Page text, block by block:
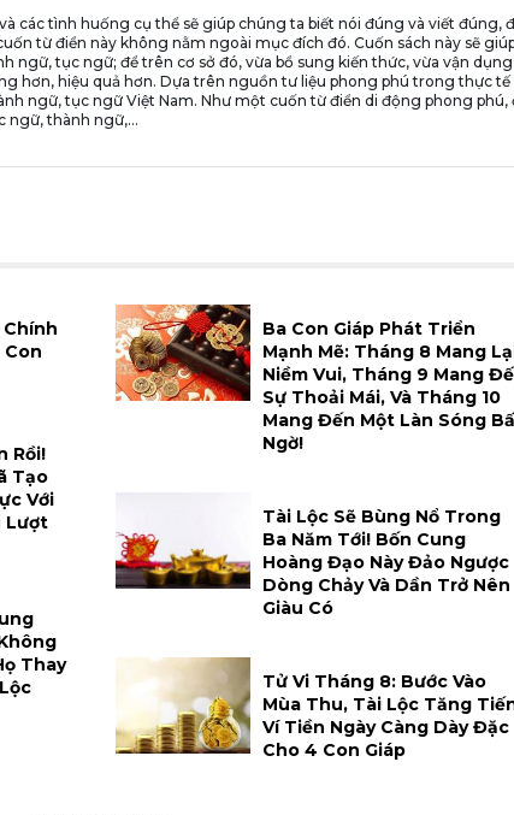
các tình huống cụ thể sẽ giúp chúng ta biết nói đúng và viết đúng,
từ điển này không nằm ngoài mục đích đó. Cuốn sách này sẽ
ngữ, tục ngữ; để trên cơ sở đó, vừa bổ sung kiến thức, vừa vận dụng
hơn, hiệu quả hơn. Dựa trên nguồn tư liệu phong phú trong thực tế
ngữ, tục ngữ Việt Nam. Như một cuốn từ điển di động phong phú,
ngữ, thành ngữ,...
Chính
Con
Rồi!
Tạo
Với
Lượt
Thay
Ba Con Giáp Phát Triển
Mạnh Mẽ: Tháng 8 Mang
Niềm Vui, Tháng 9 Mang
Sự Thoải Mái, Và Tháng 10
Mang Đến Một Làn Sóng
Ngờ!
Tài Lộc Sẽ Bùng Nổ Trong
Ba Năm Tới! Bốn Cung
Hoàng Đạo Này Đảo Ngược
Dòng Chảy Và Dần Trở Nên
Giàu Có
Tử Vi Tháng 8: Bước Vào
Mùa Thu, Tài Lộc Tăng
Ví Tiền Ngày Càng Dày Đặc
Cho 4 Con Giáp